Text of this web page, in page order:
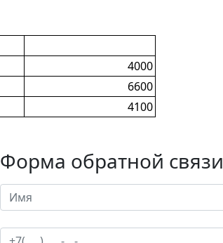
4000
6600
4100
Форма обратной связи